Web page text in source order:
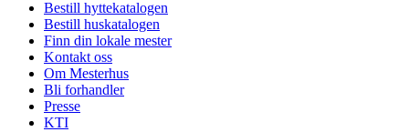
Bestill hyttekatalogen
Bestill huskatalogen
Finn din lokale mester
Kontakt oss
Om Mesterhus
Bli forhandler
Presse
KTI